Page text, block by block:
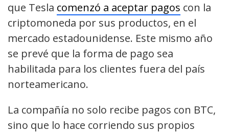
que Tesla comenzó a aceptar pagos con la
criptomoneda por sus productos, en el
mercado estadounidense. Este mismo año
se prevé que la forma de pago sea
habilitada para los clientes fuera del país
norteamericano.
La compañía no solo recibe pagos con BTC,
sino que lo hace corriendo sus propios